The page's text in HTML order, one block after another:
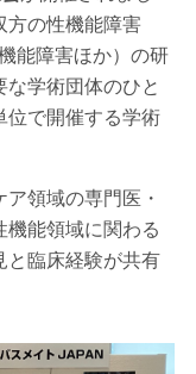
方の性機能障害
能障害ほか）の研
学術団体のひと
位で開催する学術
領域の専門医・
能領域に関わる
と臨床経験が共有